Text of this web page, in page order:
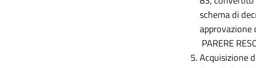
schema di
approvazione
PARERE
Acquisizione